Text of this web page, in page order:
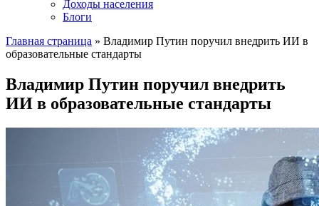
Доходы населения
Блоги
Главная страница » Владимир Путин поручил внедрить ИИ в
образовательные стандарты
Владимир Путин поручил внедрить
ИИ в образовательные стандарты